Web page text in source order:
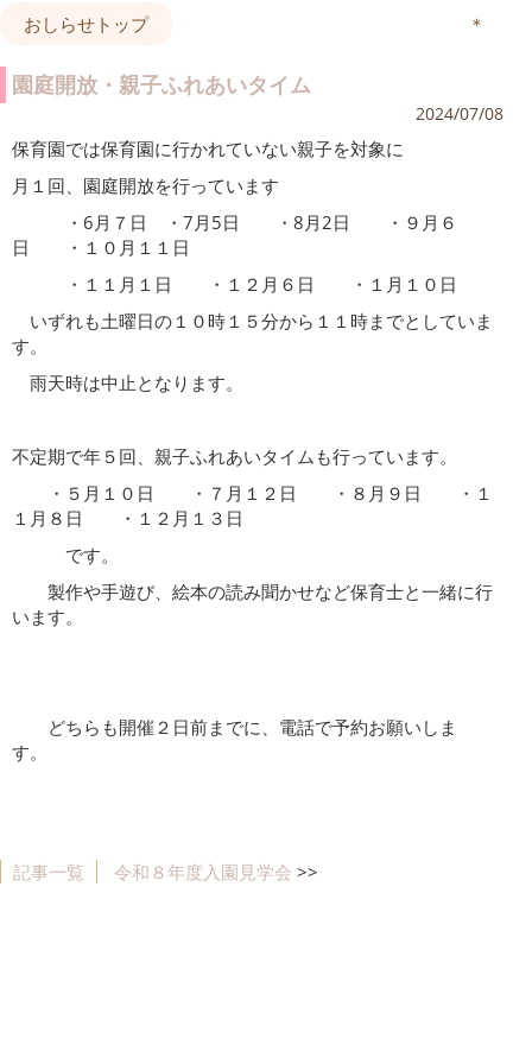
おしらせトップ ＊
園庭開放・親子ふれあいタイム
2024/07/08
保育園では保育園に行かれていない親子を対象に
月１回、園庭開放を行っています
・6月７日 ・7月5日 ・8月2日 ・９月６
日 ・１０月１１日
・１１月１日 ・１２月６日 ・１月１０日
いずれも土曜日の１０時１５分から１１時までとしていま
す。
雨天時は中止となります。
不定期で年５回、親子ふれあいタイムも行っています。
・５月１０日 ・７月１２日 ・８月９日 ・１
１月８日 ・１２月１３日
です。
製作や手遊び、絵本の読み聞かせなど保育士と一緒に行
います。
どちらも開催２日前までに、電話で予約お願いしま
す。
記事一覧 令和８年度入園見学会